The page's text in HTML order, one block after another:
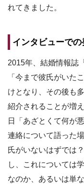
れてきました。
インタビューでの
2015年、結婚情報誌
「今まで彼氏がいた
けとなり、その後も
紹介されることが増
日「あざとくて何が
連絡について語った
氏がいないはずでは
し、これについては
なのか、あるいは単